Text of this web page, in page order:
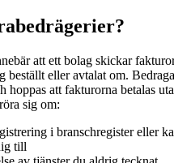
att ett bolag skickar
beställt eller avtalat om.
hoppas att fakturorna betalas
sig om:
i branschregister eller
till